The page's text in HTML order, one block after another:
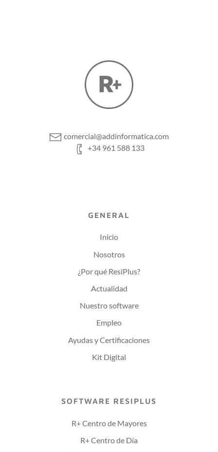
comercial@addinformatica.com
+34 961 588 133
GENERAL
Inicio
Nosotros
¿Por qué ResiPlus?
Actualidad
Nuestro software
Empleo
Ayudas y Certificaciones
Kit Digital
SOFTWARE RESIPLUS
R+ Centro de Mayores
R+ Centro de Día